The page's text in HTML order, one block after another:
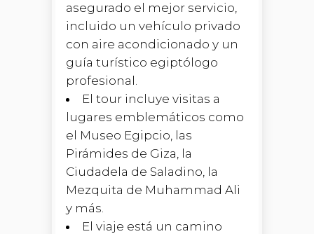
asegurado el mejor servicio,
incluido un vehículo privado
con aire acondicionado y un
guía turístico egiptólogo
profesional.
El tour incluye visitas a
lugares emblemáticos como
el Museo Egipcio, las
Pirámides de Giza, la
Ciudadela de Saladino, la
Mezquita de Muhammad Ali
y más.
El viaje está un camino